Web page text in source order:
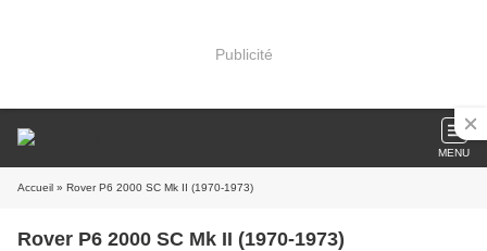
Publicité
MENU
Accueil » Rover P6 2000 SC Mk II (1970-1973)
Rover P6 2000 SC Mk II (1970-1973)